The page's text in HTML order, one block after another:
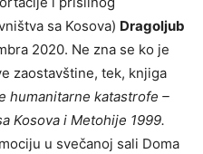
sa Kosova) Dragoljub
2020. Ne zna se ko je
zaostavštine, tek, knjiga
humanitarne katastrofe –
Kosova i Metohije 1999.
u svečanoj sali Doma